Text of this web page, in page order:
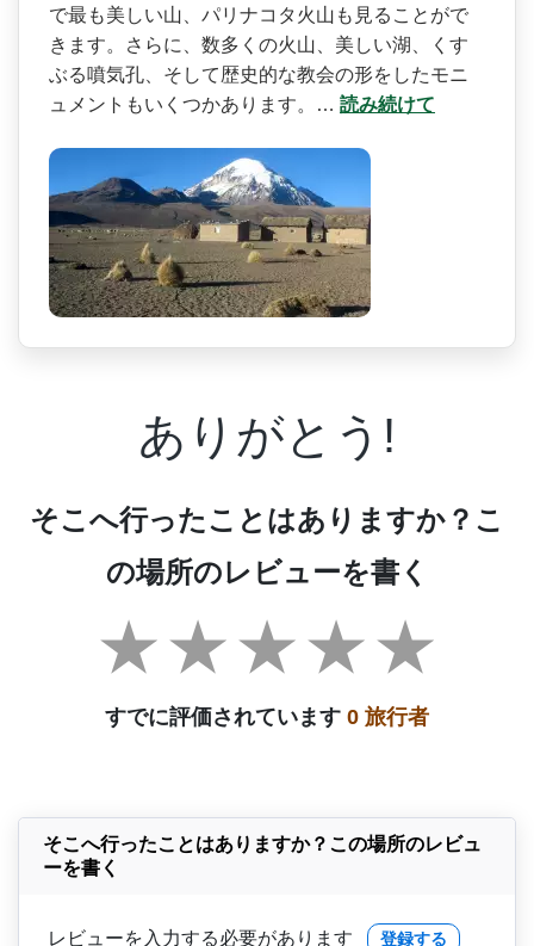
で最も美しい山、パリナコタ火山も見­ることがで
きます。さらに、数多くの火山、美しい湖­、くす
ぶる噴気孔、そして歴史的な教会の形をしたモ­ニ
ュメントもいくつかあります。… 読み続けて
ありがとう!
そこへ行ったことはありますか？こ
の場所のレビューを書く
すでに評価されています 0 旅行者
そこへ行ったことはありますか？この場所のレビュ
ーを書く
レビューを入力する必要があります 登録する